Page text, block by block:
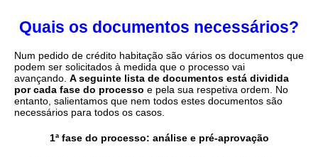
Quais os documentos necessários?
Num pedido de crédito habitação são vários os documentos que
podem ser solicitados à medida que o processo vai
avançando. A seguinte lista de documentos está dividida
por cada fase do processo e pela sua respetiva ordem. No
entanto, salientamos que nem todos estes documentos são
necessários para todos os casos.
1ª fase do processo: análise e pré-aprovação